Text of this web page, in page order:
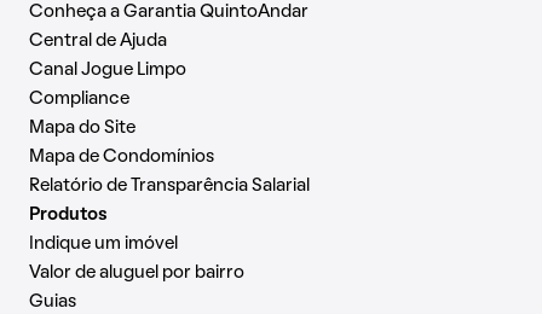
Conheça a Garantia QuintoAndar
Central de Ajuda
Canal Jogue Limpo
Compliance
Mapa do Site
Mapa de Condomínios
Relatório de Transparência Salarial
Produtos
Indique um imóvel
Valor de aluguel por bairro
Guias